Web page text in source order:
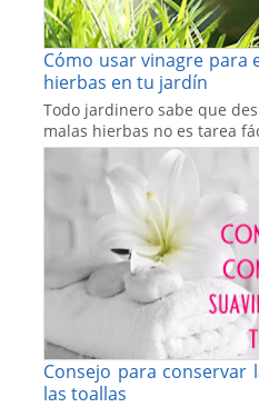
Cómo usar vinagre para
hierbas en tu jardín
Todo jardinero sabe que
malas hierbas no es tarea
Consejo para conservar
las toallas